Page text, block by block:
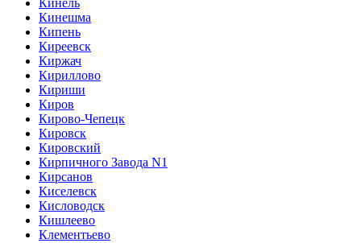
Кинешма
Кипень
Киреевск
Киржач
Кириллово
Кириши
Киров
Кирово-Чепецк
Кировск
Кировский
Кирпичного Завода N1
Кирсанов
Киселевск
Кисловодск
Кишлеево
Клементьево